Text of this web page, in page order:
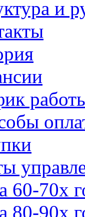
и
60-70х
80-90х